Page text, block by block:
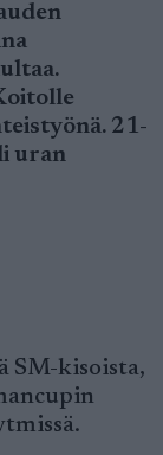
21-
uran
SM-kisoista,